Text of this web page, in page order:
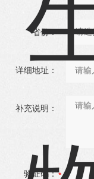
省份：
详细地址：
补充说明：
验证码：